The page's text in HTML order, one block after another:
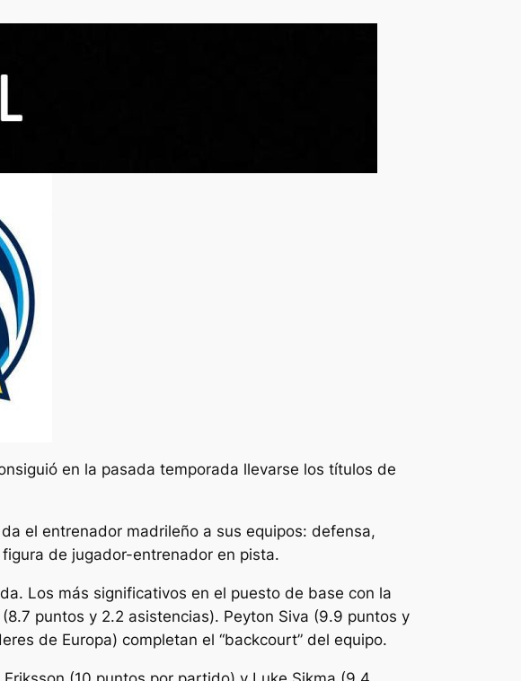
en la pasada temporada llevarse los títulos de
el entrenador madrileño a sus equipos: defensa,
de jugador-entrenador en pista.
Los más significativos en el puesto de base con la
puntos y 2.2 asistencias). Peyton Siva (9.9 puntos y
de Europa) completan el “backcourt” del equipo.